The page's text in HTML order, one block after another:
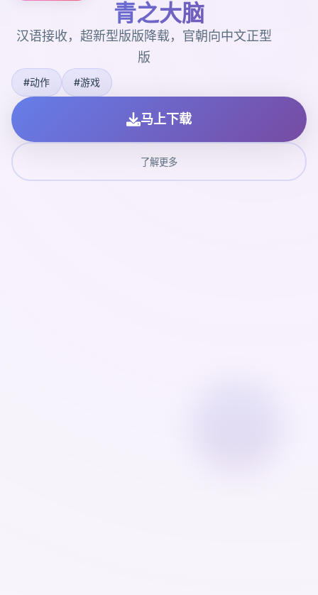
青之大脑
汉语接收，超新型版版降载，官朝向中文正型
版
#动作 #游戏
马上下载
了解更多